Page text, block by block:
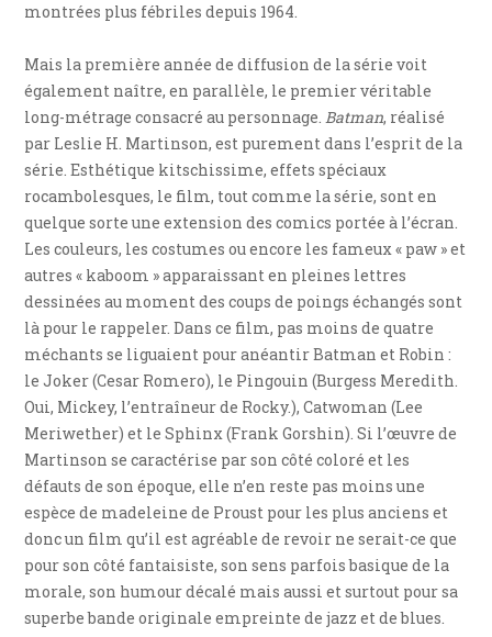
montrées plus fébriles depuis 1964.
Mais la première année de diffusion de la série voit
également naître, en parallèle, le premier véritable
long-métrage consacré au personnage.Batman, réalisé
par Leslie H. Martinson, est purement dans l’esprit de la
série. Esthétique kitschissime, effets spéciaux
rocambolesques, le film, tout comme la série, sont en
quelque sorte une extension des comics portée à l’écran.
Les couleurs, les costumes ou encore les fameux « paw » et
autres « kaboom » apparaissant en pleines lettres
dessinées au moment des coups de poings échangés sont
là pour le rappeler. Dans ce film, pas moins de quatre
méchants se liguaient pour anéantir Batman et Robin :
le Joker (Cesar Romero), le Pingouin (Burgess Meredith.
Oui, Mickey, l’entraîneur de Rocky.), Catwoman (Lee
Meriwether) et le Sphinx (Frank Gorshin). Si l’œuvre de
Martinson se caractérise par son côté coloré et les
défauts de son époque, elle n’en reste pas moins une
espèce de madeleine de Proust pour les plus anciens et
donc un film qu’il est agréable de revoir ne serait-ce que
pour son côté fantaisiste, son sens parfois basique de la
morale, son humour décalé mais aussi et surtout pour sa
superbe bande originale empreinte de jazz et de blues.